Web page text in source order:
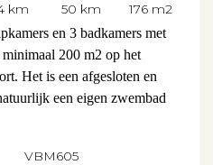
km 50 km 176 m2
en 3 badkamers met
200 m2 op het
Het is een afgesloten en
een eigen zwembad
VBM605